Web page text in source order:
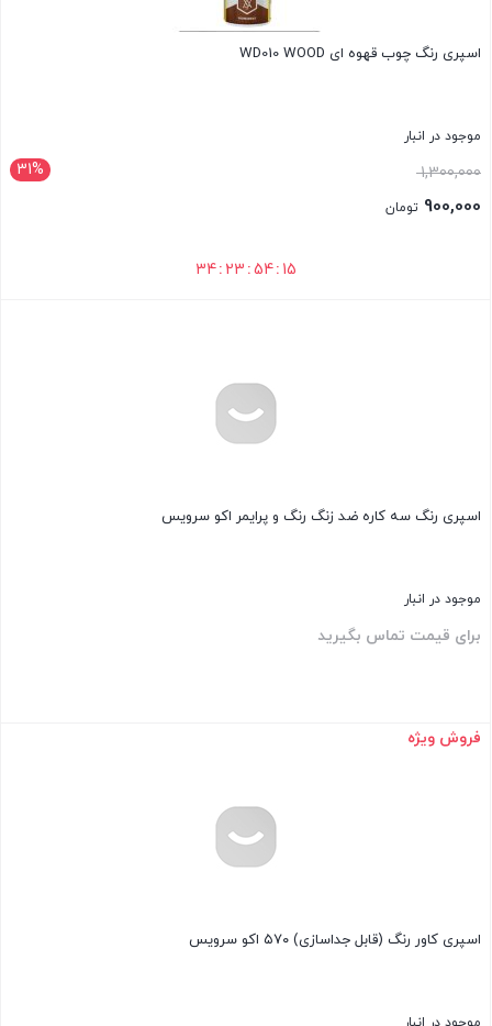
اسپری رنگ چوب قهوه ای WD010 WOOD
موجود در انبار
31% 1,300,000
900,000 تومان
34 : 23 :54 : 13
اسپری رنگ سه‌ کاره ضد زنگ رنگ و پرایمر اکو سرویس
موجود در انبار
برای قیمت تماس بگیرید
بستن
فروش ویژه
اسپری کاور رنگ (قابل جداسازی) ۵۷۰ اکو سرویس